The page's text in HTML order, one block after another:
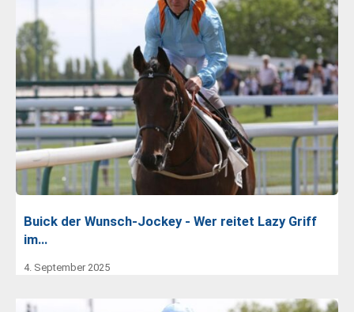
Buick der Wunsch-Jockey - Wer reitet Lazy Griff
im…
4. September 2025